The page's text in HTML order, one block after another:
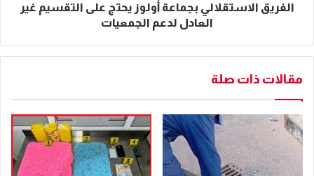
الفريق الاستقلالي بجماعة أولوز يحتج على التقسيم غير
العادل لدعم الجمعيات
مقالات ذات صلة